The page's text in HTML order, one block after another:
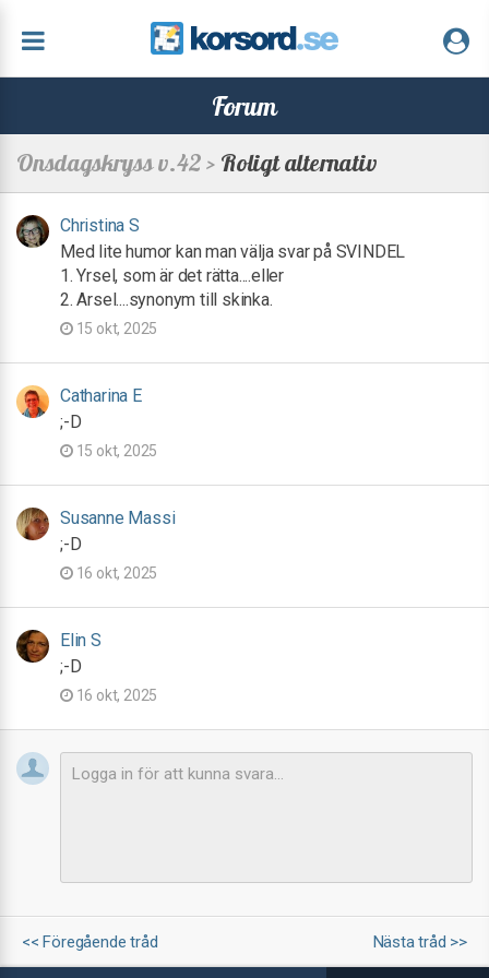
Forum
Onsdagskryss v.42 > Roligt alternativ
Christina S
Med lite humor kan man välja svar på SVINDEL
1. Yrsel, som är det rätta....eller
2. Arsel....synonym till skinka.
15 okt, 2025
Catharina E
;-D
15 okt, 2025
Susanne Massi
;-D
16 okt, 2025
Elin S
;-D
16 okt, 2025
<< Föregående tråd Nästa tråd >>